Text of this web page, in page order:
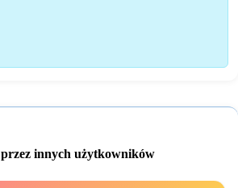
innych użytkowników